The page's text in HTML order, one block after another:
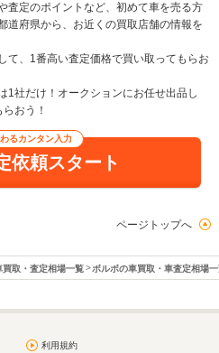
査定のポイントなど、初めて車を売る方
道府県から、お近くの買取店舗の情報を
て、1番高い査定価格で買い取ってもらお
1社だけ！オークションにお任せ出品し
おう！
るカンタン入力
依頼スタート
ページトップへ
買取・査定相場一覧 ボルボの車買取・車査定相場
利用規約